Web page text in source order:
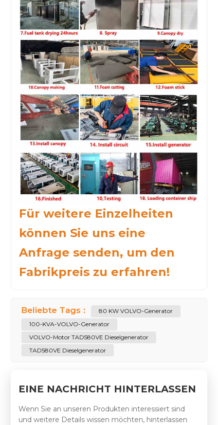
Für weitere Einzelheiten
können Sie uns eine
Anfrage senden, um den
Fabrikpreis zu erfahren!
Beliebte Tags :
80 KW VOLVO-Generator
100-KVA-VOLVO-Generator
VOLVO-Motor TAD580VE Dieselgenerator
TAD580VE Dieselgenerator
EINE NACHRICHT HINTERLASSEN
Wenn Sie an unseren Produkten interessiert sind
und weitere Details wissen möchten, hinterlassen